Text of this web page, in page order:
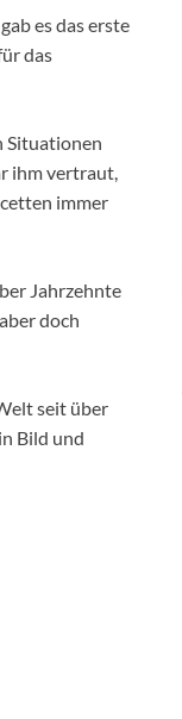
es das erste
das
Situationen
ihm vertraut,
immer
Jahrzehnte
doch
seit über
Bild und